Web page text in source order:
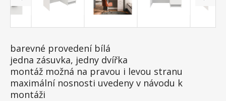
barevné provedení bílá
jedna zásuvka, jedny dvířka
montáž možná na pravou i levou stranu
maximální nosnosti uvedeny v návodu k
montáži